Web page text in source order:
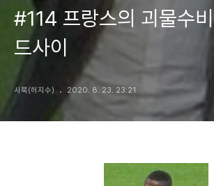
#114 프랑스의 괴물수
드사이
시북(허지수) 2020. 8. 23. 23:21